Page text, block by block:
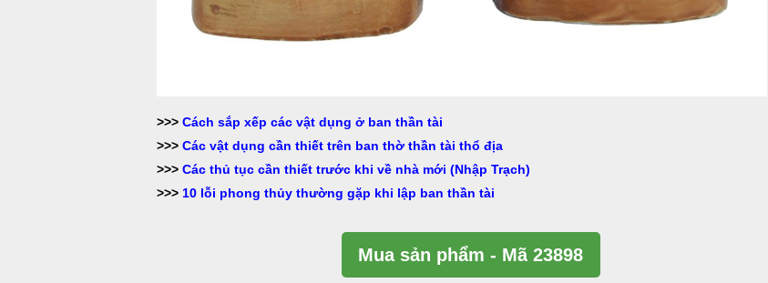
>>> Cách sắp xếp các vật dụng ở ban thần tài
>>> Các vật dụng cần thiết trên ban thờ thần tài thổ địa
>>> Các thủ tục cần thiết trước khi về nhà mới (Nhập Trạch)
>>> 10 lỗi phong thủy thường gặp khi lập ban thần tài
Mua sản phẩm - Mã 23898